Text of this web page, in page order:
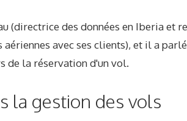
(directrice des données en Iberia et
avec ses clients), et il a
de la réservation d'un vol.
la gestion des vols